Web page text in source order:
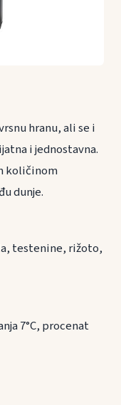
hranu, ali se i
i jednostavna.
količinom
dunje.
testenine, rižoto,
7°C, procenat